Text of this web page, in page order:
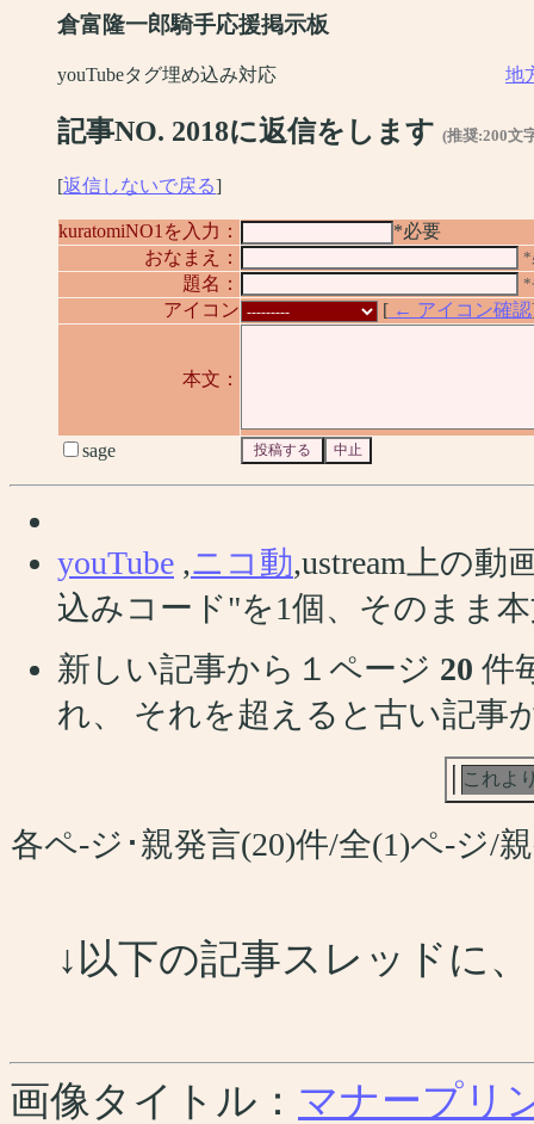
倉富隆一郎騎手応援掲示板
youTubeタグ埋め込み対応 地
記事NO. 2018に返信をします (推奨:200文
[返信しないで戻る]
kuratomiNO1を入力：
*必要
おなまえ：
*
題名： *
アイコン [ ← アイコン確認
本文：
sage
youTube ,ニコ動,ustream上の
込みコード"を1個、そのまま
新しい記事から１ページ 20 件
れ、 それを超えると古い記事
これよ
各ペ-ジ･親発言(20)件/全(1)ペ-ジ/
↓以下の記事スレッドに
画像タイトル： マナープリ